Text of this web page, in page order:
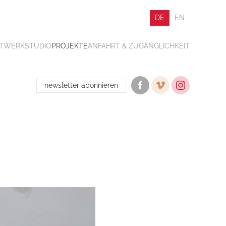
DE EN
STUDIOPROJEKTEANFAHRT & ZUGÄNGLICHKEIT
newsletter abonnieren